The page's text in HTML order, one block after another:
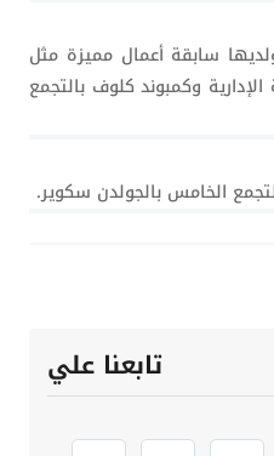
سابقة أعمال مميزة مثل
وكمبوند كلوف بالتجمع
تابعنا علي